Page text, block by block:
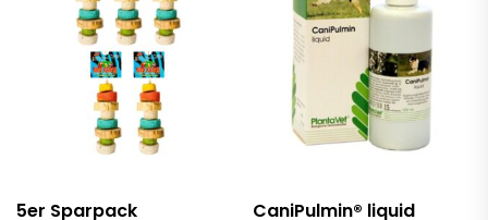
5er Sparpack
CaniPulmin® liquid